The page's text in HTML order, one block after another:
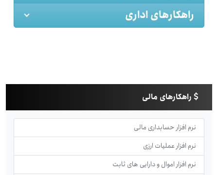
راهکارهای اداری
راهکارهای مالی
نرم افزار حسابداری مالی
نرم افزار عملیات ارزی
نرم افزار اموال و دارایی های ثابت